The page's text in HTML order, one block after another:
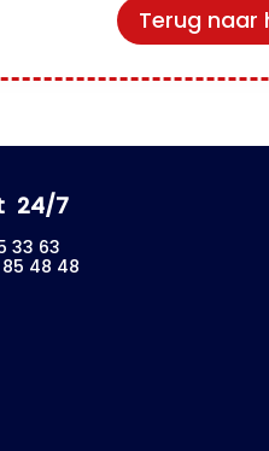
Terug naar
24/7
33 63
85 48 48